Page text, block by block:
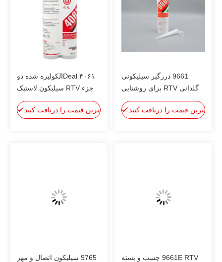
9661 درزگیر سیلیکونی
گلدانی RTV برای روشنایی
خودرو
بهترین قیمت را دریافت کنید
۴۰۶۱ Dealالکولیزه شده دو
جزء RTV سیلیکون لاستیک
۱: ۱ چسب سیاه/سفید
بهترین قیمت را دریافت کنید
9661E RTV چسب و بسته
9765 سیلیکون اتصال و مهر